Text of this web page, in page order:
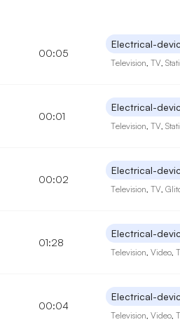
00:05
Electrical-
Television ,TV ,
00:01
Electrical-
Television ,TV ,
00:02
Electrical-
Television ,TV ,
01:28
Electrical-
Television ,Video ,
00:04
Electrical-
Television ,Video ,